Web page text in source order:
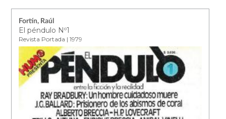
Fortín, Raúl
El péndulo Nº1
Revista Portada | 1979